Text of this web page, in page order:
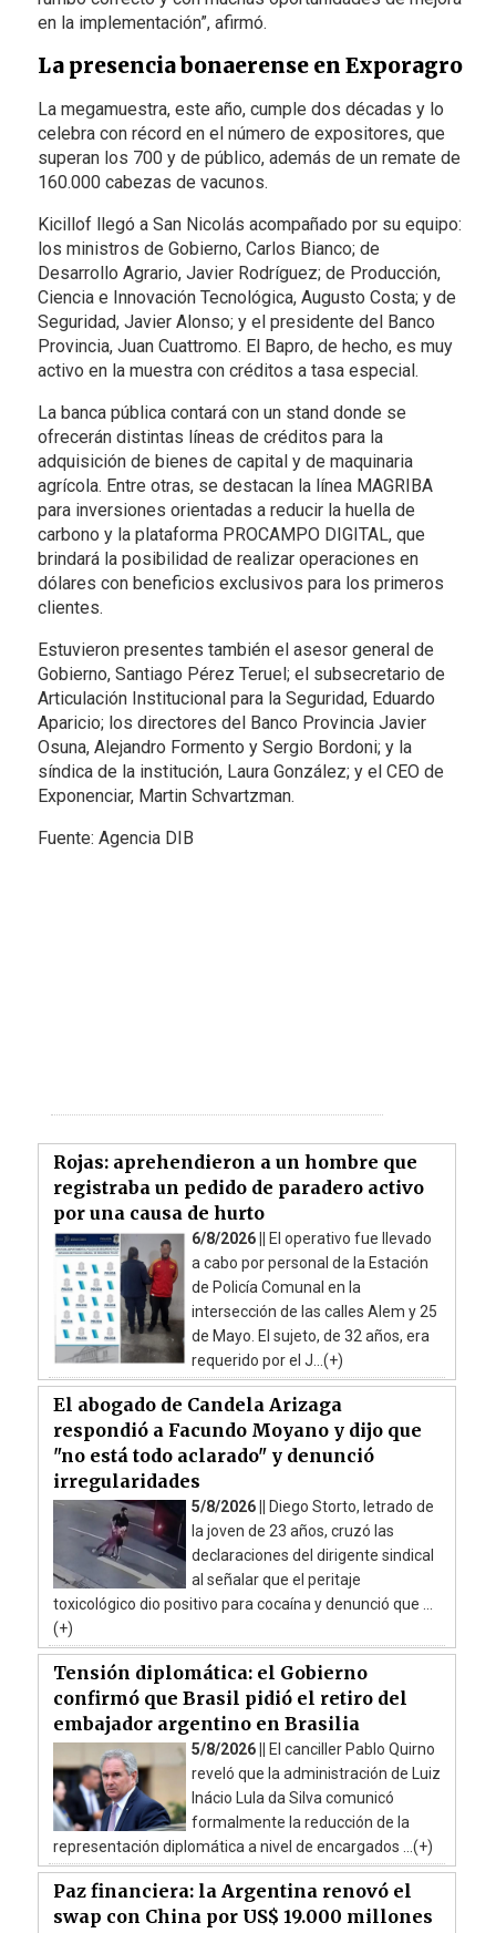
en la implementación”, afirmó.
La presencia bonaerense en Exporagro
La megamuestra, este año, cumple dos décadas y lo
celebra con récord en el número de expositores, que
superan los 700 y de público, además de un remate de
160.000 cabezas de vacunos.
Kicillof llegó a San Nicolás acompañado por su equipo:
los ministros de Gobierno, Carlos Bianco; de
Desarrollo Agrario, Javier Rodríguez; de Producción,
Ciencia e Innovación Tecnológica, Augusto Costa; y de
Seguridad, Javier Alonso; y el presidente del Banco
Provincia, Juan Cuattromo. El Bapro, de hecho, es muy
activo en la muestra con créditos a tasa especial.
La banca pública contará con un stand donde se
ofrecerán distintas líneas de créditos para la
adquisición de bienes de capital y de maquinaria
agrícola. Entre otras, se destacan la línea MAGRIBA
para inversiones orientadas a reducir la huella de
carbono y la plataforma PROCAMPO DIGITAL, que
brindará la posibilidad de realizar operaciones en
dólares con beneficios exclusivos para los primeros
clientes.
Estuvieron presentes también el asesor general de
Gobierno, Santiago Pérez Teruel; el subsecretario de
Articulación Institucional para la Seguridad, Eduardo
Aparicio; los directores del Banco Provincia Javier
Osuna, Alejandro Formento y Sergio Bordoni; y la
síndica de la institución, Laura González; y el CEO de
Exponenciar, Martin Schvartzman.
Fuente: Agencia DIB
Rojas: aprehendieron a un hombre que
registraba un pedido de paradero activo
por una causa de hurto
6/8/2026 ||
El operativo fue llevado
a cabo por personal de la Estación
de Policía Comunal en la
intersección de las calles Alem y 25
de Mayo. El sujeto, de 32 años, era
requerido por el J...(+)
El abogado de Candela Arizaga
respondió a Facundo Moyano y dijo que
"no está todo aclarado" y denunció
irregularidades
5/8/2026 ||
Diego Storto, letrado de
la joven de 23 años, cruzó las
declaraciones del dirigente sindical
al señalar que el peritaje
toxicológico dio positivo para cocaína y denunció que ...
(+)
Tensión diplomática: el Gobierno
confirmó que Brasil pidió el retiro del
embajador argentino en Brasilia
5/8/2026 ||
El canciller Pablo Quirno
reveló que la administración de Luiz
Inácio Lula da Silva comunicó
formalmente la reducción de la
representación diplomática a nivel de encargados ...(+)
Paz financiera: la Argentina renovó el
swap con China por US$ 19.000 millones